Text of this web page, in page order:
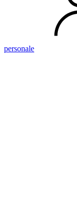
personale